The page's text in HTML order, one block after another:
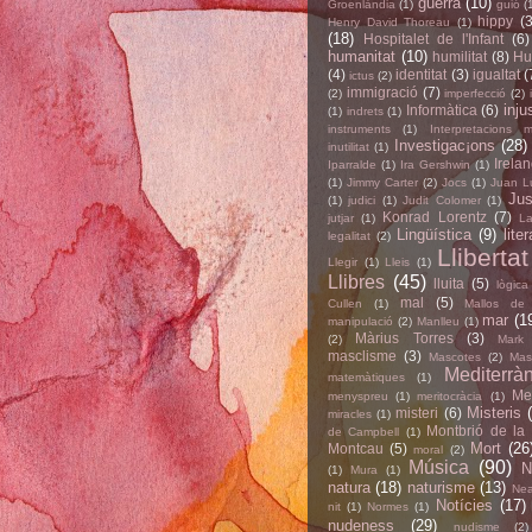
Groenlàndia (1) guió
Henry David Thoreau
(1) hippy
(18) Hospitalet de l'Infant (6)
humanitat (10) humilitat (8)
(4) ictus (2) identitat (3) igualtat
(2) immigració (7) imperfecció (2)
(1) indrets (1) Informàtica (6)
instruments (1)
Interpretacions
inutilitat (1) Investigac¡ons (28)
Iparralde (1) Ira Gershwin (1)
(1) Jimmy Carter (2) Jocs (1) Juan
(1) judici (1) Judit Colomer (1)
jutjar (1) Konrad Lorentz (7)
legalitat (2) Lingüística (9)
Llegir (1) Lleis (1) Llibertat
Llibres (45) lluita (5) lògica
Cullen
(1) mal (5)
Mallos de
manipulació (2) Manlleu (1) mar
(2) Màrius Torres (3) Mark
masclisme (3) Mascotes (2)
matemàtiques
(1)
menyspreu (1) meritocràcia (1)
miracles (1) misteri (6) Misteris
de Campbell (1) Montbrió de la
Montcau (5) moral (2) Mort
(1) Mura (1) Música (90)
natura (18) naturisme (13)
nit (1) Normes (1) Notícies (17)
nudeness
(29) nudisme (2)